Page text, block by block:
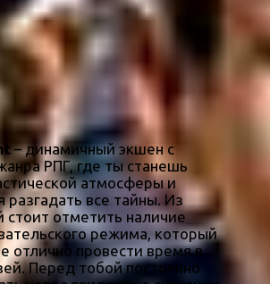
– динамичный экшен с
РПГ, где ты станешь
атмосферы и
разгадать все тайны. Из
стоит отметить наличие
режима, который
отлично провести время в
Перед тобой постоянно